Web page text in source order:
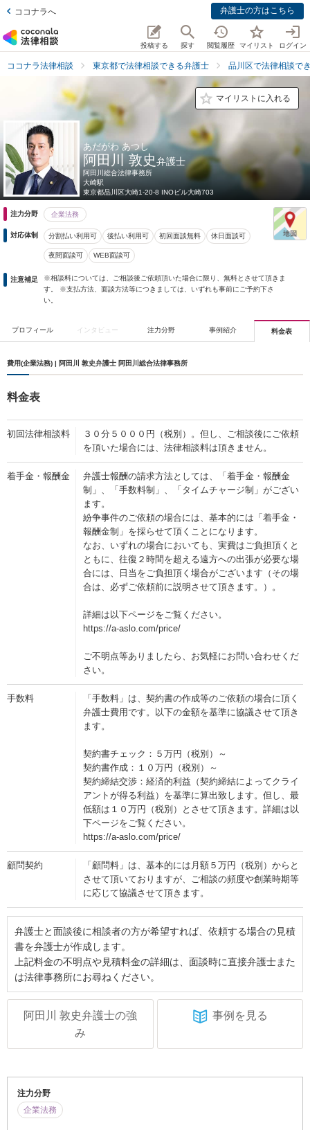
ココナラへ 弁護士の方はこちら
投稿する 探す 閲覧履歴 マイリスト ログイン
ココナラ法律相談 東京都で法律相談できる弁護士 品川区で法律相談で
マイリストに入れる
あだがわ あつし
阿田川 敦史弁護士
阿田川総合法律事務所
大崎駅
東京都品川区大崎1-20-8 INOビル大崎703
注力分野 企業法務
対応体制 分割払い利用可 後払い利用可 初回面談無料 休日面談可
夜間面談可 WEB面談可
注意補足
※相談料については、ご相談後ご依頼頂いた場合に限り、無料とさせて頂きま
す。 ※支払方法、面談方法等につきましては、いずれも事前にご予約下さ
い。
プロフィール インタビュー 注力分野 事例紹介 料金表
費用(企業法務) | 阿田川 敦史弁護士 阿田川総合法律事務所
料金表
初回法律相談料
３０分５０００円（税別）。但し、ご相談後にご依頼
を頂いた場合には、法律相談料は頂きません。
着手金・報酬金
弁護士報酬の請求方法としては、「着手金・報酬金
制」、「手数料制」、「タイムチャージ制」がござい
ます。
紛争事件のご依頼の場合には、基本的には「着手金・
報酬金制」を採らせて頂くことになります。
なお、いずれの場合においても、実費はご負担頂くと
ともに、往復２時間を超える遠方への出張が必要な場
合には、日当をご負担頂く場合がございます（その場
合は、必ずご依頼前に説明させて頂きます。）。
詳細は以下ページをご覧ください。
https://a-aslo.com/price/
ご不明点等ありましたら、お気軽にお問い合わせくだ
さい。
手数料
「手数料」は、契約書の作成等のご依頼の場合に頂く
弁護士費用です。以下の金額を基準に協議させて頂き
ます。
契約書チェック：５万円（税別）～
契約書作成：１０万円（税別）～
契約締結交渉：経済的利益（契約締結によってクライ
アントが得る利益）を基準に算出致します。但し、最
低額は１０万円（税別）とさせて頂きます。詳細は以
下ページをご覧ください。
https://a-aslo.com/price/
顧問契約
「顧問料」は、基本的には月額５万円（税別）からと
させて頂いておりますが、ご相談の頻度や創業時期等
に応じて協議させて頂きます。
弁護士と面談後に相談者の方が希望すれば、依頼する場合の見積
書を弁護士が作成します。
上記料金の不明点や見積料金の詳細は、面談時に直接弁護士また
は法律事務所にお尋ねください。
阿田川 敦史弁護士の強
み
事例を見る
注力分野
企業法務